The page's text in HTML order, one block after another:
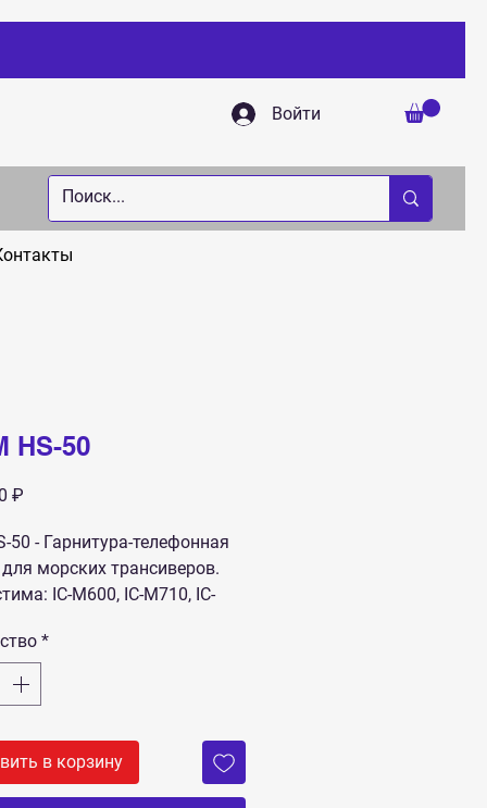
Войти
HS-50
₽
50 - Гарнитура-телефонная
морских трансиверов.
IC-M600, IC-M710, IC-
*
в корзину